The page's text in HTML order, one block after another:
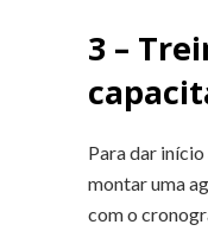
3 –
Para dar início
montar uma
com o